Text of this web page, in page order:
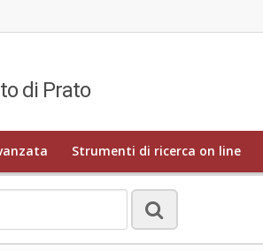
di Prato
Strumenti di ricerca on line